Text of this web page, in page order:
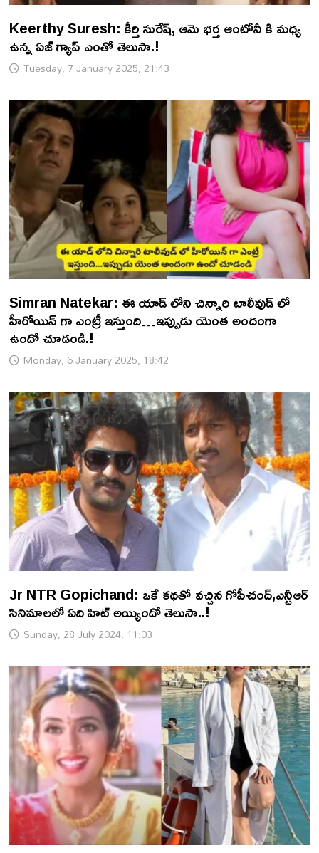
Keerthy Suresh: కీర్తి సురేష్, ఆమె భర్త ఆంటోనీ కి మధ్య
ఉన్న ఏజ్ గ్యాప్ ఎంతో తెలుసా.!
Tuesday, 7 January 2025, 21:43
Simran Natekar: ఈ యాడ్ లోని చిన్నారి టాలీవుడ్ లో
హీరోయిన్ గా ఎంట్రీ ఇస్తుంది…ఇప్పుడు యెంత అందంగా
ఉందో చూడండి.!
Monday, 6 January 2025, 18:42
Jr NTR Gopichand: ఒకే కథతో వచ్చిన గోపీచంద్,ఎన్టీఆర్
సినిమాలలో ఏది హిట్ అయ్యిందో తెలుసా..!
Sunday, 28 July 2024, 11:03